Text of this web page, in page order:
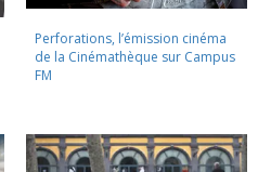
Perforations, l’émission cinéma
de la Cinémathèque sur Campus
FM